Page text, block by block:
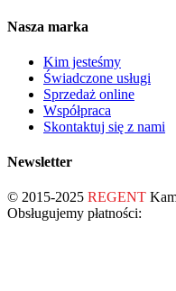
Nasza marka
Kim jesteśmy
Świadczone usługi
Sprzedaż online
Współpraca
Skontaktuj się z nami
Newsletter
© 2015-2025 REGENT
Obsługujemy płatności: